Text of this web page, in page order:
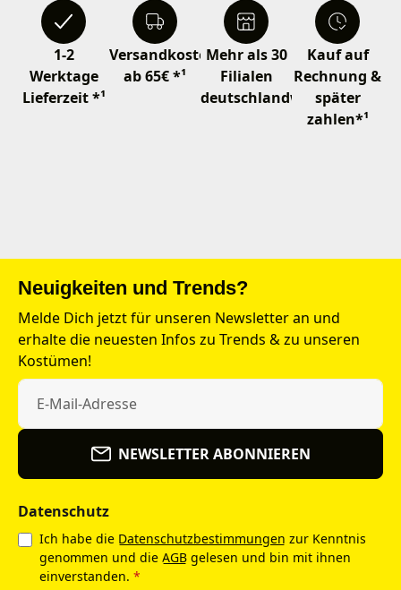
1-2
Werktage
Lieferzeit *¹
Versandkostenfrei
ab 65€ *¹
Mehr als 30
Filialen
deutschlandweit
Kauf auf
Rechnung &
später
zahlen*¹
Neuigkeiten und Trends?
Melde Dich jetzt für unseren Newsletter an und
erhalte die neuesten Infos zu Trends & zu unseren
Kostümen!
NEWSLETTER ABONNIEREN
Datenschutz
Ich habe die Datenschutzbestimmungen zur Kenntnis
genommen und die AGB gelesen und bin mit ihnen
einverstanden. *